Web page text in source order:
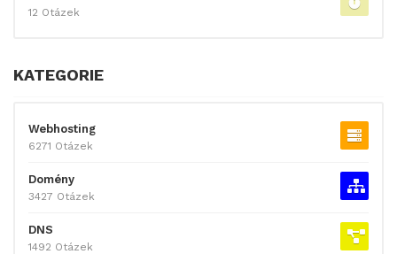
12 Otázek
KATEGORIE
Webhosting
6271 Otázek
Domény
3427 Otázek
DNS
1492 Otázek